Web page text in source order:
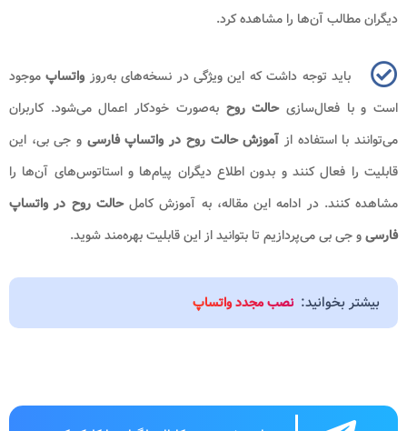
دیگران مطالب آن‌ها را مشاهده کرد.
باید توجه داشت که این ویژگی در نسخه‌های به‌روز واتساپ موجود
است و با فعال‌سازی حالت روح به‌صورت خودکار اعمال می‌شود. کاربران
می‌توانند با استفاده از آموزش حالت روح در واتساپ فارسی و جی بی، این
قابلیت را فعال کنند و بدون اطلاع دیگران پیام‌ها و استاتوس‌های آن‌ها را
مشاهده کنند. در ادامه این مقاله، به آموزش کاملحالت روح در واتساپ
فارسیو جی بی می‌پردازیم تا بتوانید از این قابلیت بهره‌مند شوید.
بیشتر بخوانید: نصب مجدد واتساپ